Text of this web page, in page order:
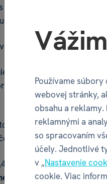
s čiernym atramentom,
vytvorenie
na poličku , stôl alebo
krásnou pripomienkou
darčekom pre
bezpečnú čiernu
papiere a návod.
× 1,6 cm
10 × 15 cm
Používame
webovej stránky,
obsahu a reklamy.
reklamnými a
so spracovaním
účely. Jednotlivé
v „Nastavenie
cookie. Viac